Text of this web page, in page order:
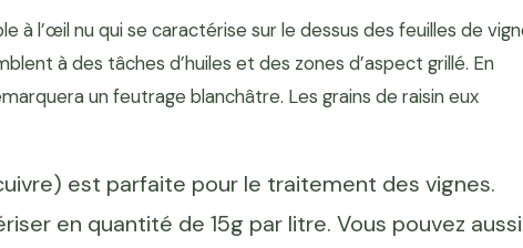
à l’œil nu qui se caractérise sur le dessus des feuilles de
à des tâches d’huiles et des zones d’aspect grillé. En
un feutrage blanchâtre. Les grains de raisin eux
est parfaite pour le traitement des vignes.
en quantité de 15g par litre. Vous pouvez aussi